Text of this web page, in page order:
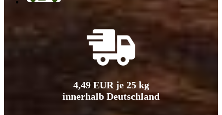
4,49 EUR je 25 kg
innerhalb Deutschland